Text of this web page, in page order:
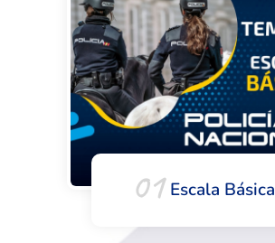
01Escala Básica